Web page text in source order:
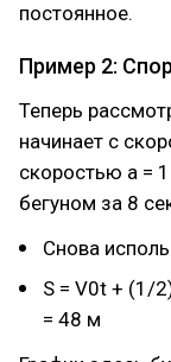
постоянное.
Пример 2:
Теперь
начинает с
скоростью a =
бегуном за 8
Снова
S = V0t + (1/
= 48 м